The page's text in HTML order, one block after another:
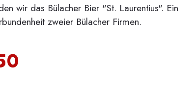
wir das Bülacher Bier "St. Laurentius". Ein
zweier Bülacher Firmen.